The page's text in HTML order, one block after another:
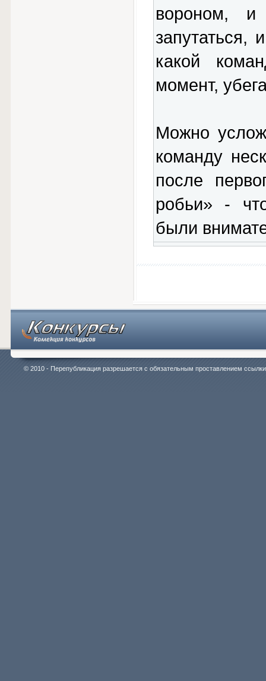
вороном,
запутаться,
какой
момент,
Можно
команду
после
робьи» -
были
© 2010 - Перепубликация разрешается с обязательным проставлением